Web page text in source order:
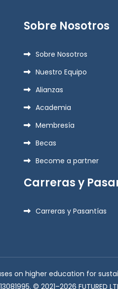
Sobre Nosotros
Sobre Nosotros
Nuestro Equipo
Alianzas
Academia
Membresía
Becas
Become a partner
Carreras y
Carreras y Pasantías
on higher education for
© 2021–2026